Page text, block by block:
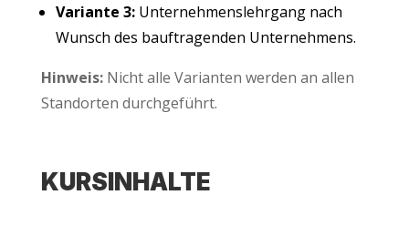
Vari­an­te 3:Unter­neh­mens­lehr­gang nach
Wunsch des bau­f­tra­gen­den Unternehmens.
Hin­weis:Nicht alle Vari­an­ten wer­den an allen
Stand­or­ten durchgeführt.
KURS­IN­HAL­TE